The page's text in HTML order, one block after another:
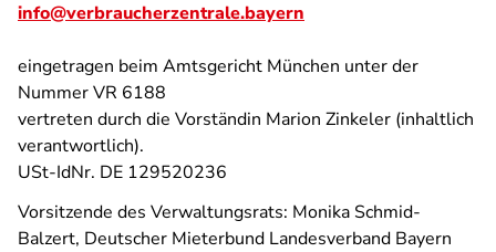
info@verbraucherzentrale.bayern
eingetragen beim Amtsgericht München unter der
Nummer VR 6188
vertreten durch die Vorständin Marion Zinkeler (inhaltlich
verantwortlich).
USt-IdNr. DE 129520236
Vorsitzende des Verwaltungsrats: Monika Schmid-
Balzert, Deutscher Mieterbund Landesverband Bayern